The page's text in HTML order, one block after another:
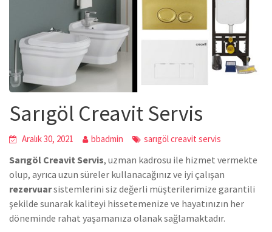
Sarıgöl Creavit Servis
Aralık 30, 2021 bbadmin sarıgöl creavit servis
Sarıgöl Creavit Servis, uzman kadrosu ile hizmet vermekte
olup, ayrıca uzun süreler kullanacağınız ve iyi çalışan
rezervuarsistemlerini siz değerli müşterilerimize garantili
şekilde sunarak kaliteyi hissetemenize ve hayatınızın her
döneminde rahat yaşamanıza olanak sağlamaktadır.